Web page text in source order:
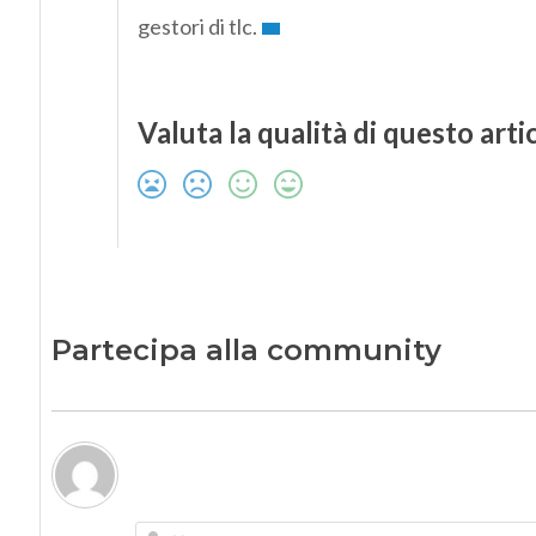
gestori di tlc.
Valuta la qualità di questo
Partecipa alla community